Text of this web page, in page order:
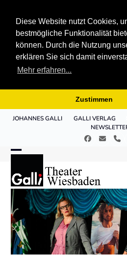
Diese Website nutzt Cookies,
bestmögliche Funktionalität
können. Durch die Nutzung
erklären Sie sich damit
Mehr erfahren...
Zustimmen
JOHANNES GALLI GALLI VERLAG
Facebook
E-
mobile
menu
mobile
menu